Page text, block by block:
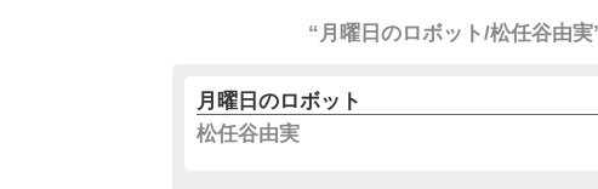
“月曜日のロボット/松任谷由実
月曜日のロボット
松任谷由実